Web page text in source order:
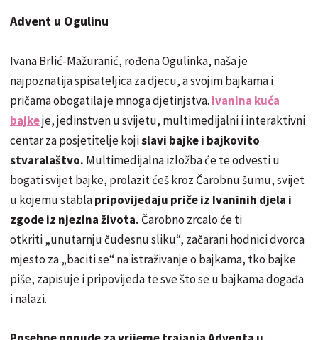
Advent u Ogulinu
Ivana Brlić-Mažuranić, rođena Ogulinka, naša je
najpoznatija spisateljica za djecu, a svojim bajkama i
pričama obogatila je mnoga djetinjstva. Ivanina kuća
bajkeje, jedinstven u svijetu, multimedijalni i interaktivni
centar za posjetitelje kojislavi bajke i bajkovito
stvaralaštvo. Multimedijalna izložba će te odvesti u
bogati svijet bajke, prolazit ćeš kroz Čarobnu šumu, svijet
u kojemu stablapripovijedaju priče iz Ivaninih djela i
zgode iz njezina života. Čarobno zrcalo će ti
otkriti „unutarnju čudesnu sliku“, začarani hodnici dvorca
mjesto za „baciti se“ na istraživanje o bajkama, tko bajke
piše, zapisuje i pripovijeda te sve što se u bajkama događa
i nalazi.